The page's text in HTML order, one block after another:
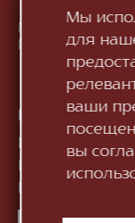
Мы
для
ваши
вы
Молдова, MD-
Маре ши